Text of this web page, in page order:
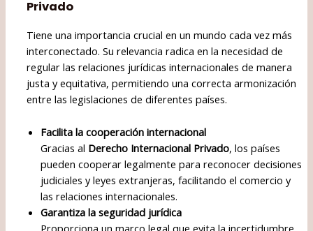
Privado
Tiene una importancia crucial en un mundo cada vez más
interconectado. Su relevancia radica en la necesidad de
regular las relaciones jurídicas internacionales de manera
justa y equitativa, permitiendo una correcta armonización
entre las legislaciones de diferentes países.
Facilita la cooperación internacional
Gracias al Derecho Internacional Privado, los países
pueden cooperar legalmente para reconocer decisiones
judiciales y leyes extranjeras, facilitando el comercio y
las relaciones internacionales.
Garantiza la seguridad jurídica
Proporciona un marco legal que evita la incertidumbre